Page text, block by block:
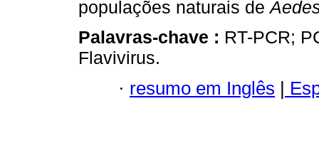
populações naturais de
Palavras-chave : RT-PCR;
Flavivirus.
· resumo em Inglês |